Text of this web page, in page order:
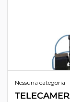
Nessuna categoria